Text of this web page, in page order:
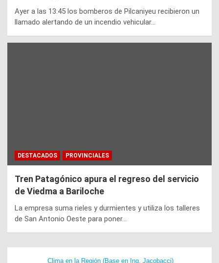
Ayer a las 13:45 los bomberos de Pilcaniyeu recibieron un
llamado alertando de un incendio vehicular…
DESTACADOS PROVINCIALES
Tren Patagónico apura el regreso del servicio
de Viedma a Bariloche
La empresa suma rieles y durmientes y utiliza los talleres
de San Antonio Oeste para poner…